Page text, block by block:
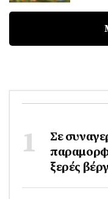
Σε
ξερές